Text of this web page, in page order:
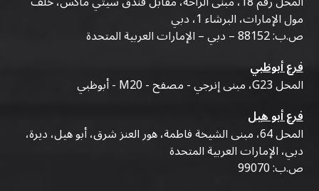
مول الإمارات، البرشاء 1، دبي
ص.ب: 88152 – دبي – الإمارات العربية المتحدة
فرع أبوظبي
المحل G23، مبنى إنرجي - مصفح - M20 - أبوظبي
فرع أبو هيل
المحل 64، مبنى الشيخة فاطمة، هور العنز شرق، أبو هيل، ديرة،
دبي، الإمارات العربية المتحدة
ص.ب: 99070